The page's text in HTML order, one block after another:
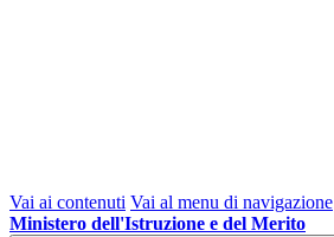
Vai ai contenuti Vai al menu di navigazione
Ministero dell'Istruzione e del Merito